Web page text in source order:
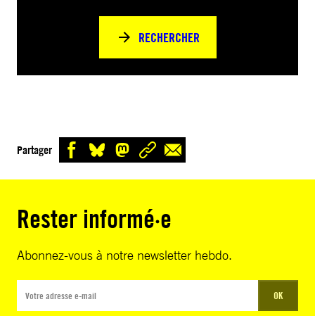
RECHERCHER
Partager
Rester informé·e
Abonnez-vous à notre newsletter hebdo.
OK